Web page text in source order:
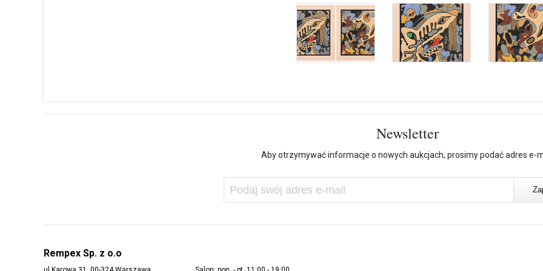
Newsletter
Aby otrzymywać informacje o nowych aukcjach, prosimy podać adres e-
Rempex Sp. z o.o